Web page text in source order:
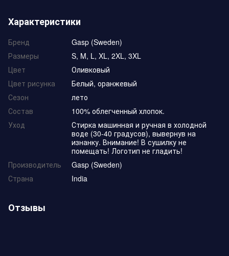
Характеристики
Бренд
Gasp (Sweden)
Размеры
S, M, L, XL, 2XL, 3XL
Цвет
Оливковый
Цвет рисунка
Белый, оранжевый
Сезон
лето
Состав
100% облегченный хлопок.
Уход
Стирка машинная и ручная в холодной
воде (30-40 градусов), вывернув на
изнанку. Внимание! В сушилку не
помещать! Логотип не гладить!
Производитель
Gasp (Sweden)
Страна
India
Отзывы